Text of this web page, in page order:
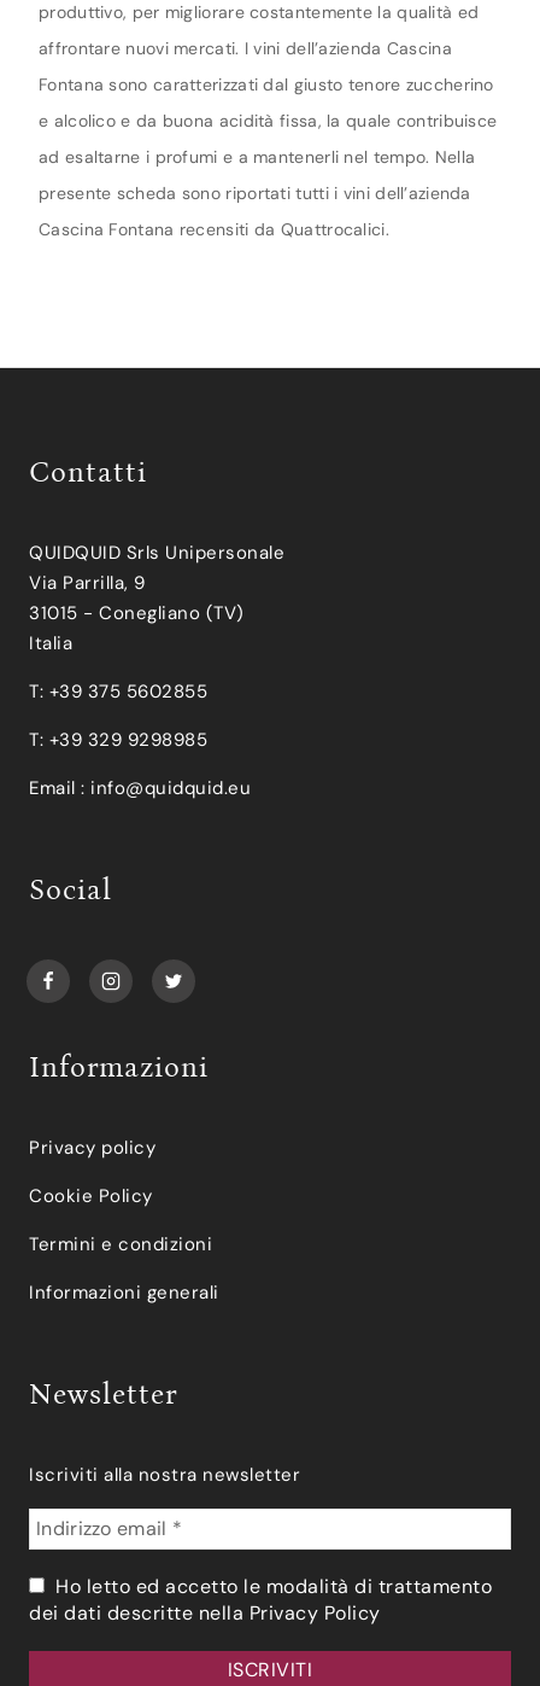
produttivo, per migliorare costantemente la qualità ed
affrontare nuovi mercati. I vini dell’azienda Cascina
Fontana sono caratterizzati dal giusto tenore zuccherino
e alcolico e da buona acidità fissa, la quale contribuisce
ad esaltarne i profumi e a mantenerli nel tempo. Nella
presente scheda sono riportati tutti i vini dell’azienda
Cascina Fontana recensiti da Quattrocalici.
Contatti
QUIDQUID Srls Unipersonale
Via Parrilla, 9
31015 - Conegliano (TV)
Italia
T: +39 375 5602855
T: +39 329 9298985
Email : info@quidquid.eu
Social
Informazioni
Privacy policy
Cookie Policy
Termini e condizioni
Informazioni generali
Newsletter
Iscriviti alla nostra newsletter
Ho letto ed accetto le modalità di trattamento
dei dati descritte nella Privacy Policy